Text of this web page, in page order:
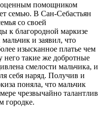
помощником
семью. В Сан-Себастьян
со своей
к благородной маркизе
и заявил, что
изысканное платье чем
него такие же добротные
смелости мальчика, и
себя наряд. Получив и
поняла, что мальчик
чрезвычайно талантлив
городке.